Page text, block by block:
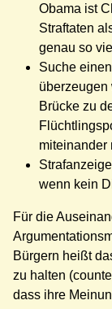
Obama ist
Straftaten
genau so
Suche
überzeugen
Brücke zu
miteinander
wenn kein
Für die
Bürgern heißt
zu halten
dass ihre